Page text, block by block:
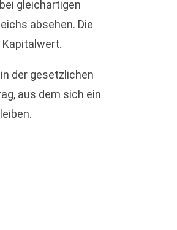
gleichartigen
absehen. Die
Kapitalwert.
der gesetzlichen
aus dem sich ein